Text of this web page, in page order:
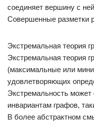
соединяет вершину с
Совершенные разметки
Экстремальная теория
Экстремальная теория
(максимальные или
удовлетворяющих
Экстремальность
инвариантам графов,
В более абстрактном